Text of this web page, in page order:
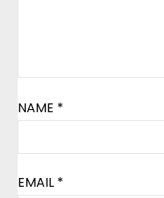
NAME *
EMAIL *